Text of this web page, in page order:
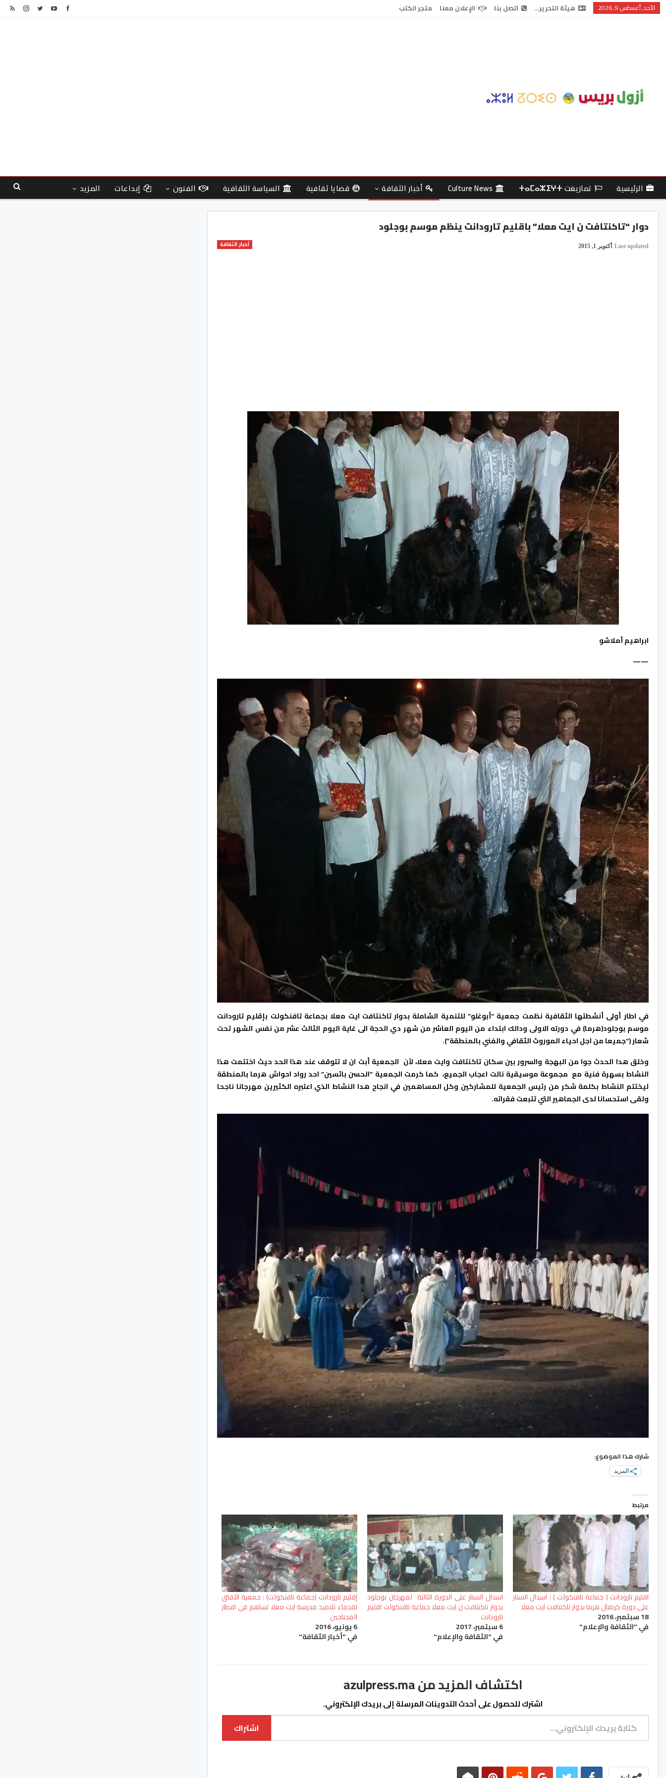
الأحد, أغسطس 9, 2026 هيئة التحرير… اتصل بنا الإعلان معنا متجر الكتب
الرئيسية تمازيغت ⵜⴰⵎⴰⵣⵉⵖⵜ Culture News أخبار الثقافة قضايا ثقافية السياسة الثقافية الفنون إبداعات المزيد
دوار “تاكنتافت ن ايت معلا” باقليم تارودانت ينظم موسم بوجلود
أخبار الثقافة Last updated أكتوبر 1, 2015
ابراهيم أملاشو
——
في اطار أولى أنشطتها الثقافية نظمت جمعية “أبوغلو” للتنمية الشاملة بدوار تاكنتافت ايت معلا بجماعة تافنكولت بإقليم تارودانت
موسم بوجلود(هرما) في دورته الاولى ودالك ابتداء من اليوم العاشر من شهر دي الحجة الى غاية اليوم الثالث عشر من نفس الشهر تحت
شعار (“جميعا من اجل احياء الموروث الثقافي والفني بالمنطقة”).
وخلق هدا الحدث جوا من البهجة والسرور بين سكان تاكنتافت وايت معلا، لأن الجمعية أبت ان لا تتوقف عند هذا الحد حيث اختتمت هذا
النشاط بسهرة فنية مع مجموعة موسيقية نالت اعجاب الجميع، كما كرمت الجمعية “الحسن بائسين” احد رواد احواش هرما بالمنطقة
ليختتم النشاط بكلمة شكر من رئيس الجمعية للمشاركين وكل المساهمين في انجاح هدا النشاط الذي اعتبره الكثيرين مهرجانا ناجحا
ولقى استحسانا لدى الجماهير التي تتبعت فقراته.
شارك هذا الموضوع:
المزيد
مرتبط
اقليم تارودانت ( جماعة تافنكولت ) : اسدال الستار
على دورة كرنفال هرما بدوار تاكنتافت ايت معلا
18 سبتمبر، 2016
في "الثقافة والإعلام"
اسدال الستار على الدورة الثالثة لمهرجان بوجلود
بدوار تاكنتافت ن ايت معلا جماعة تافنكولت اقليم
تارودانت
6 سبتمبر، 2017
في "الثقافة والإعلام"
إقليم تارودانت (جماعة تافنكولت) : جمعية الآفاق
لقدماء تلاميذ مدرسة ايت معلا تساهم في افطار
المحتاجين
6 يونيو، 2016
في "أخبار الثقافة"
اكتشاف المزيد من azulpress.ma
اشترك للحصول على أحدث التدوينات المرسلة إلى بريدك الإلكتروني.
كتابة بريدك الإلكتروني...
اشتراك